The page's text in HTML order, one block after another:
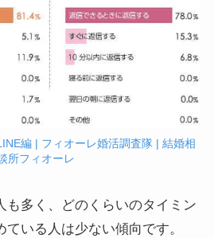
編 | フィオーレ婚活調査隊 | 結婚相
所フィオーレ
も多く、どのくらいのタイミン
いる人は少ない傾向です。